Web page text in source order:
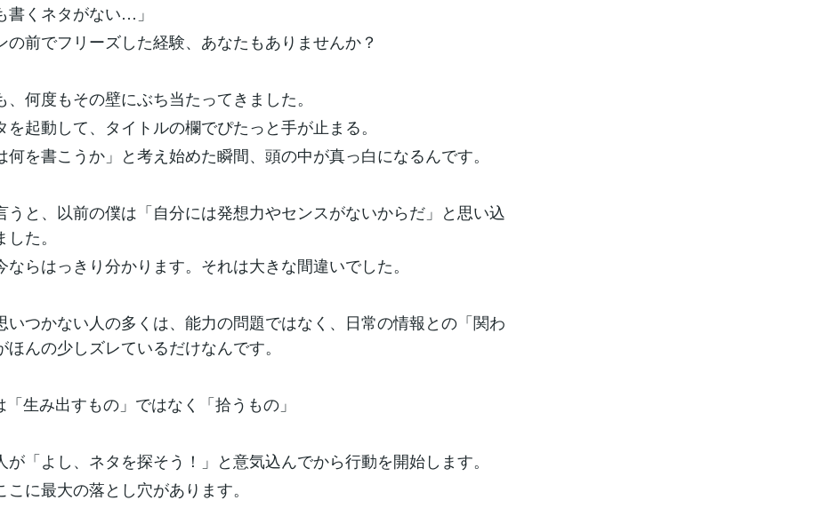
書くネタがない…」
の前でフリーズした経験、あなたもありませんか？
、何度もその壁にぶち当たってきました。
を起動して、タイトルの欄でぴたっと手が止まる。
何を書こうか」と考え始めた瞬間、頭の中が真っ白になるんです。
うと、以前の僕は「自分には発想力やセンスがないからだ」と思い込
た。
ならはっきり分かります。それは大きな間違いでした。
いつかない人の多くは、能力の問題ではなく、日常の情報との「関わ
ほんの少しズレているだけなんです。
「生み出すもの」ではなく「拾うもの」
が「よし、ネタを探そう！」と意気込んでから行動を開始します。
こに最大の落とし穴があります。